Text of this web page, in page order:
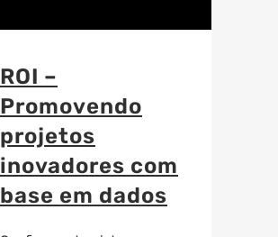
ROI –
Promovendo
projetos
inovadores com
base em dados